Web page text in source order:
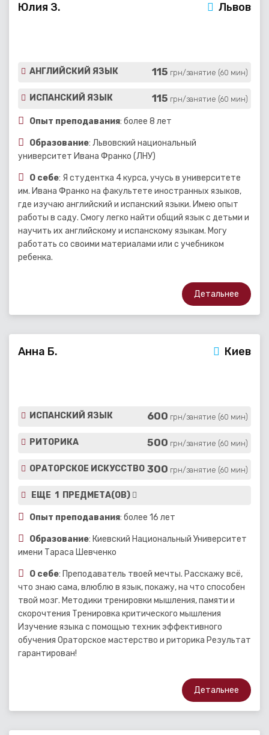
Юлия З. Львов
АНГЛИЙСКИЙ ЯЗЫК 115 грн/занятие (60 мин)
ИСПАНСКИЙ ЯЗЫК 115 грн/занятие (60 мин)
Опыт преподавания: более 8 лет
Образование: Львовский национальный
университет Ивана Франко (ЛНУ)
О себе: Я студентка 4 курса, учусь в университете
им. Ивана Франко на факультете иностранных языков,
где изучаю английский и испанский языки. Имею опыт
работы в саду. Смогу легко найти общий язык с детьми и
научить их английскому и испанскому языкам. Могу
работать со своими материалами или с учебником
ребенка.
Детальнее
Анна Б. Киев
ИСПАНСКИЙ ЯЗЫК 600 грн/занятие (60 мин)
РИТОРИКА 500 грн/занятие (60 мин)
ОРАТОРСКОЕ ИСКУССТВО 300 грн/занятие (60 мин)
ЕЩЕ 1 ПРЕДМЕТА(ОВ)
Опыт преподавания: более 16 лет
Образование: Киевский Национальный Университет
имени Тараса Шевченко
О себе: Преподаватель твоей мечты. Расскажу всё,
что знаю сама, влюблю в язык, покажу, на что способен
твой мозг. Методики тренировки мышления, памяти и
скорочтения Тренировка критического мышления
Изучение языка с помощью техник эффективного
обучения Ораторское мастерство и риторика Результат
гарантирован!
Детальнее